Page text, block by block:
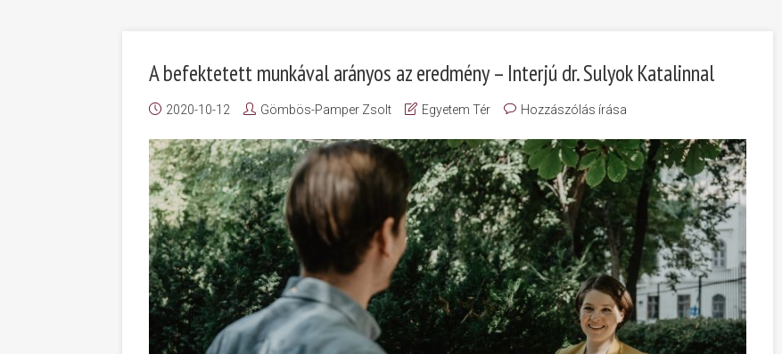
A befektetett munkával arányos az eredmény – Interjú dr. Sulyok Katalinnal
2020-10-12 Gömbös-Pamper Zsolt Egyetem Tér Hozzászólás írása